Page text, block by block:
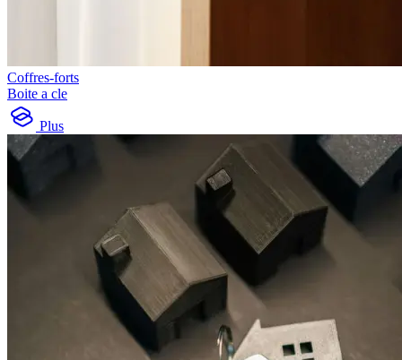
Coffres-forts
Boite a cle
Plus